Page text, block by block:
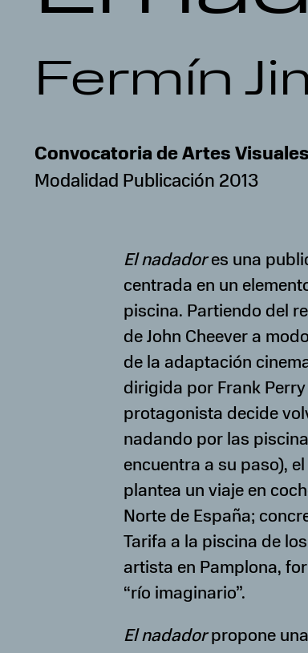
Fermín
Convocatoria de Artes
Modalidad Publicación 2013
El nadadores una
centrada en un
piscina. Partiendo del
de John Cheever a
de la adaptación
dirigida por Frank Perry
protagonista decide
nadando por las
encuentra a su paso),
plantea un viaje en
Norte de España;
Tarifa a la piscina de
artista en Pamplona,
“río imaginario”.
El nadadorpropone